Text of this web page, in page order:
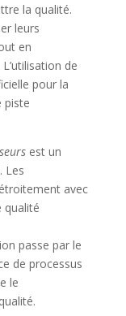
la qualité.
leurs
en
de
pour la
piste
est un
Les
avec
qualité
passe par le
de processus
le